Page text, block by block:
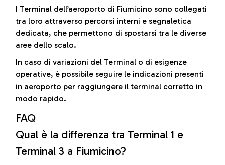
I Terminal dell’aeroporto di Fiumicino sono collegati
tra loro attraverso percorsi interni e segnaletica
dedicata, che permettono di spostarsi tra le diverse
aree dello scalo.
In caso di variazioni del Terminal o di esigenze
operative, è possibile seguire le indicazioni presenti
in aeroporto per raggiungere il terminal corretto in
modo rapido.
FAQ
Qual è la differenza tra Terminal 1 e
Terminal 3 a Fiumicino?